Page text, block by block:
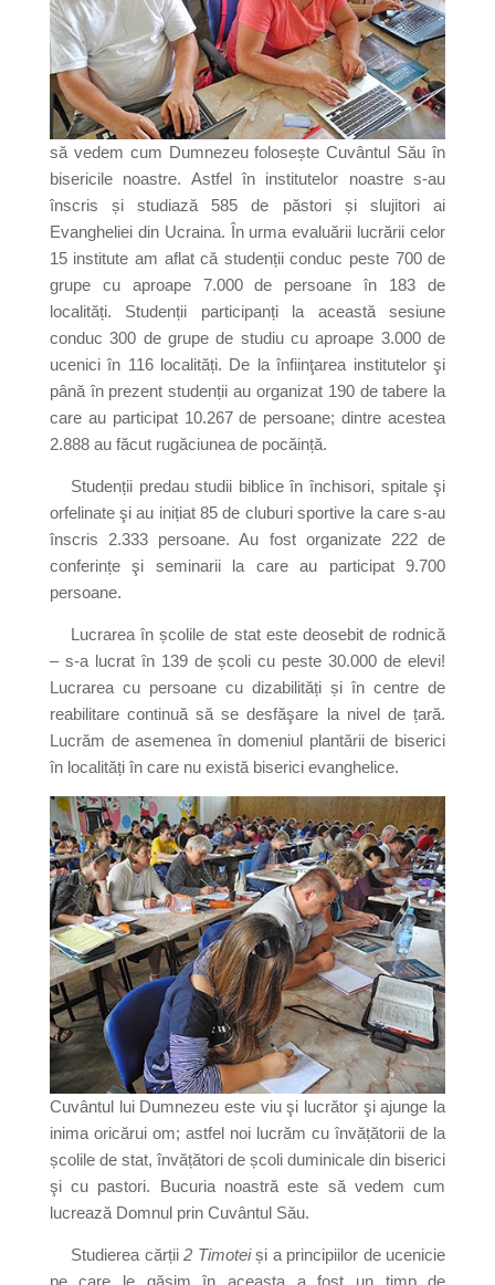
să vedem cum Dumnezeu folosește Cuvântul Său în
bisericile noastre. Astfel în institutelor noastre s-au
înscris și studiază 585 de păstori și slujitori ai
Evangheliei din Ucraina. În urma evaluării lucrării celor
15 institute am aflat că studenții conduc peste 700 de
grupe cu aproape 7.000 de persoane în 183 de
localități. Studenții participanți la această sesiune
conduc 300 de grupe de studiu cu aproape 3.000 de
ucenici în 116 localități. De la înfiinţarea institutelor şi
până în prezent studenții au organizat 190 de tabere la
care au participat 10.267 de persoane; dintre acestea
2.888 au făcut rugăciunea de pocăință.
Studenții predau studii biblice în închisori, spitale şi
orfelinate şi au inițiat 85 de cluburi sportive la care s-au
înscris 2.333 persoane. Au fost organizate 222 de
conferințe şi seminarii la care au participat 9.700
persoane.
Lucrarea în școlile de stat este deosebit de rodnică
– s-a lucrat în 139 de școli cu peste 30.000 de elevi!
Lucrarea cu persoane cu dizabilități și în centre de
reabilitare continuă să se desfăşare la nivel de țară.
Lucrăm de asemenea în domeniul plantării de biserici
în localități în care nu există biserici evanghelice.
Cuvântul lui Dumnezeu este viu şi lucrător şi ajunge la
inima oricărui om; astfel noi lucrăm cu învățătorii de la
școlile de stat, învățători de școli duminicale din biserici
şi cu pastori. Bucuria noastră este să vedem cum
lucrează Domnul prin Cuvântul Său.
Studierea cărții2 Timoteiși a principiilor de ucenicie
pe care le găsim în aceasta a fost un timp de